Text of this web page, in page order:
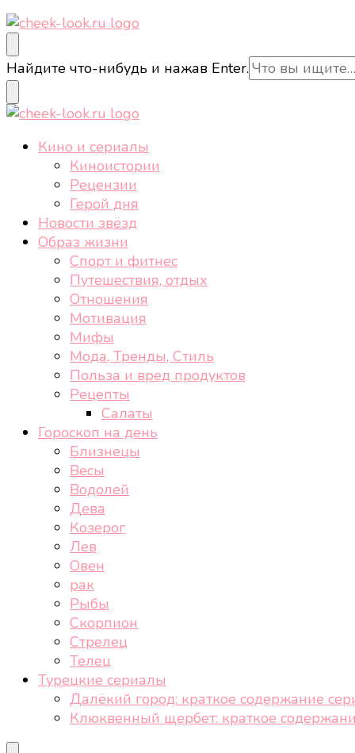
cheek-look.ru
Женский сайт о звездах и кино, а также трендах,
Ищите
что-
то?
Найдите что-нибудь и нажав Enter.
cheek-look.ru
Женский сайт о звездах и кино, а также трендах,
Кино и сериалы
Киноистории
Рецензии
Герой дня
Новости звёзд
Образ жизни
Спорт и фитнес
Путешествия, отдых
Отношения
Мотивация
Мифы
Мода, Тренды, Стиль
Польза и вред продуктов
Рецепты
Салаты
Гороскоп на день
Близнецы
Весы
Водолей
Дева
Козерог
Лев
Овен
рак
Рыбы
Скорпион
Стрелец
Телец
Турецкие сериалы
Далёкий город: краткое содержание
Клюквенный щербет: краткое